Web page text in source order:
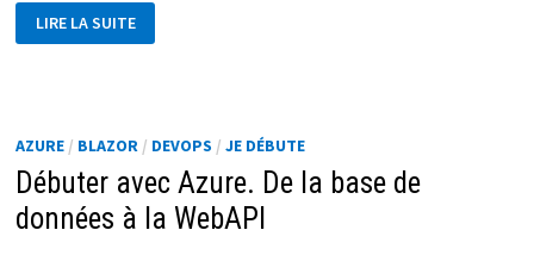
DÉVELOPPER
UNE
APPLICATION
LIRE LA SUITE
AZURE/ BLAZOR/ DEVOPS / JE DÉBUTE
Débuter avec Azure. De la base de
données à la WebAPI